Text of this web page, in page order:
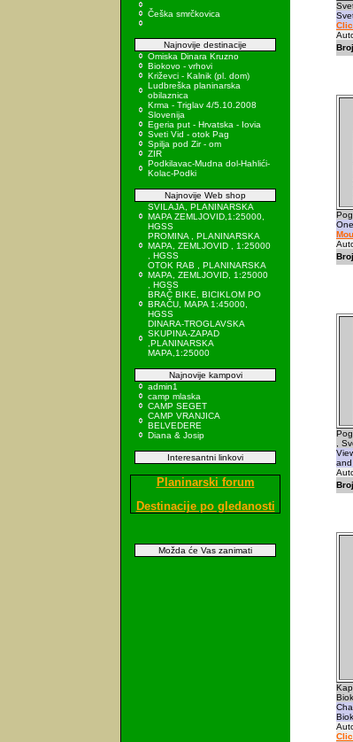
Češka smrčkovica
Najnovije destinacije
Omiska Dinara Kruzno
Biokovo - vrhovi
Križevci - Kalnik (pl. dom)
Ludbreška planinarska
obilaznica
Krma - Triglav 4/5.10.2008
Slovenija
Egeria put - Hrvatska - Iovia
Sveti Vid - otok Pag
Spilja pod Zir - om
ZIR
Podkilavac-Mudna dol-Hahlići-
Kolac-Podki
Najnovije Web shop
SVILAJA, PLANINARSKA
MAPA ZEMLJOVID,1:25000,
HGSS
PROMINA , PLANINARSKA
MAPA, ZEMLJOVID , 1:25000
, HGSS
OTOK RAB , PLANINARSKA
MAPA, ZEMLJOVID, 1:25000
, HGSS
BRAČ BIKE, BICIKLOM PO
BRAČU, MAPA 1:45000,
HGSS
DINARA-TROGLAVSKA
SKUPINA-ZAPAD
,PLANINARSKA
MAPA,1:25000
Najnovije kampovi
admin1
camp mlaska
CAMP SEGET
CAMP VRANJICA
BELVEDERE
Diana & Josip
Interesantni linkovi
Planinarski forum
Destinacije po gledanosti
Možda će Vas zanimati
,
and